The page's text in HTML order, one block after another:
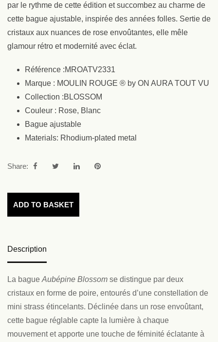
par le rythme de cette édition et succombez au charme de
cette bague ajustable, inspirée des années folles. Sertie de
cristaux aux nuances de rose envoûtantes, elle mêle
glamour rétro et modernité avec éclat.
Référence :MROATV2331
Marque : MOULIN ROUGE ® by ON AURA TOUT VU
Collection :BLOSSOM
Couleur : Rose, Blanc
Bague ajustable
Materials: Rhodium-plated metal
Share:
ADD TO BASKET
Description
La bague Aubépine Blossom se distingue par deux
cristaux en forme de poire, entourés d’une constellation de
mini strass étincelants. Déclinée dans un rose envoûtant,
cette bague réglable capte la lumière à chaque
mouvement et apporte une touche de féminité éclatante à